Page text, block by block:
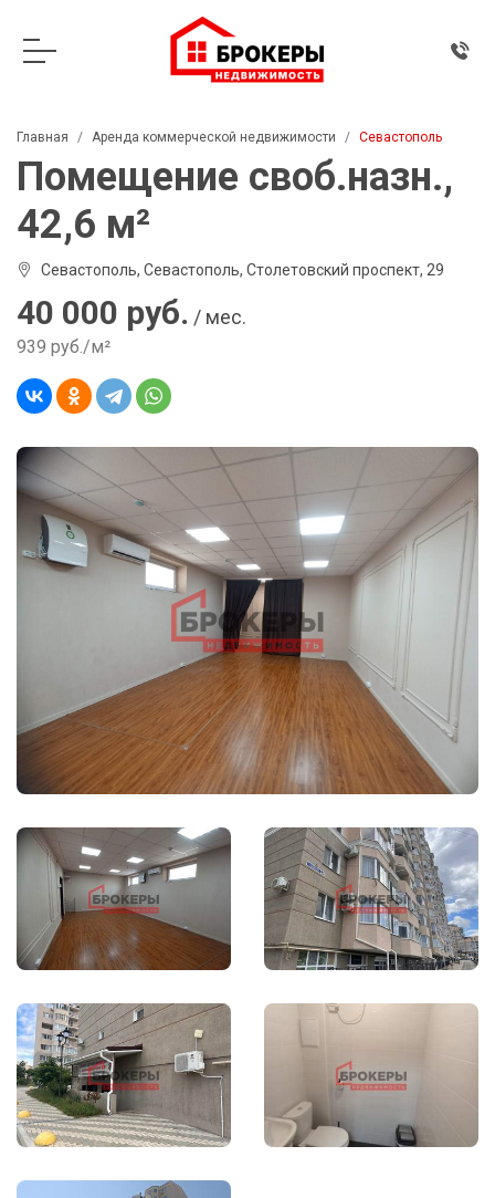
Главная Аренда коммерческой недвижимости Севастополь
Помещение своб.назн.,
42,6 м²
Севастополь, Севастополь, Столетовский проспект, 29
40 000 руб. / мес.
939 руб./м²